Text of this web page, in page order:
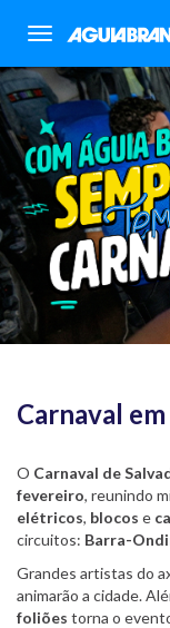
Carnaval
O Carnaval de
fevereiro, reunindo
elétricos, blocos e
circuitos: Barra-
Grandes artistas do
animarão a cidade.
foliões torna o